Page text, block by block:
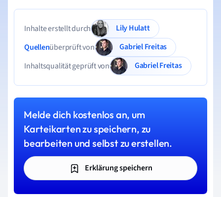
Inhalte erstellt durch
Lily Hulatt
Quellenüberprüft von
Gabriel Freitas
Inhaltsqualität geprüft von
Gabriel Freitas
Melde dich kostenlos an, um
Karteikarten zu speichern, zu
bearbeiten und selbst zu erstellen.
Erklärung speichern